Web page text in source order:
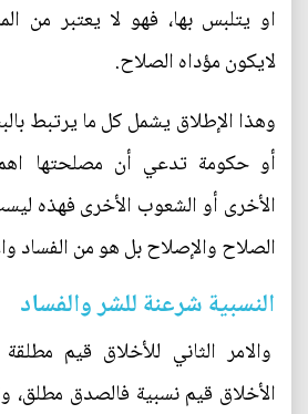
او يتلبس بها، فهو لا يعتبر من
لايكون مؤداه الصلاح.
وهذا الإطلاق يشمل كل ما يرتبط
أو حكومة تدعي أن مصلحتها
الأخرى أو الشعوب الأخرى فهذه
الصلاح والإصلاح بل هو من الفساد
النسبية شرعنة للشر والفساد
والامر الثاني للأخلاق قيم
الأخلاق قيم نسبية فالصدق مطلق،